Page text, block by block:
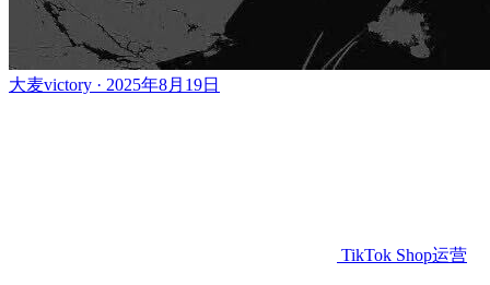
大麦victory · 2025年8月19日
TikTok Shop运营